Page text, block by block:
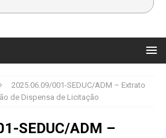
2025.06.09/001-SEDUC/ADM – Extrato
de Dispensa de Licitação
SEDUC/ADM –